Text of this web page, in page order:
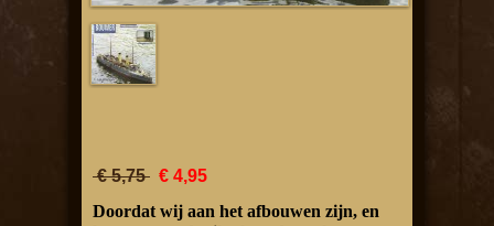
€ 5,75 € 4,95
Doordat wij aan het afbouwen zijn, en